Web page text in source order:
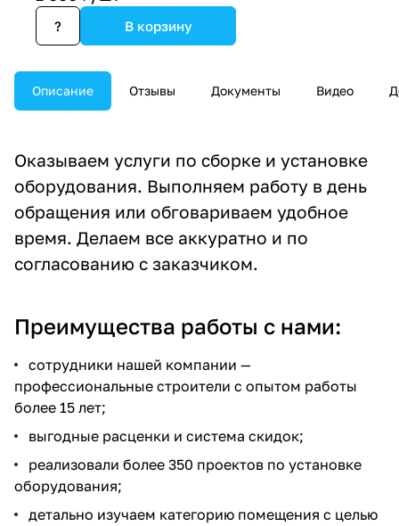
? В корзину
Описание Отзывы Документы Видео
Оказываем услуги по сборке и установке
оборудования. Выполняем работу в день
обращения или обговариваем удобное
время. Делаем все аккуратно и по
согласованию с заказчиком.
Преимущества работы с нами:
сотрудники нашей компании —
профессиональные строители с опытом работы
более 15 лет;
выгодные расценки и система скидок;
реализовали более 350 проектов по установке
оборудования;
детально изучаем категорию помещения с целью